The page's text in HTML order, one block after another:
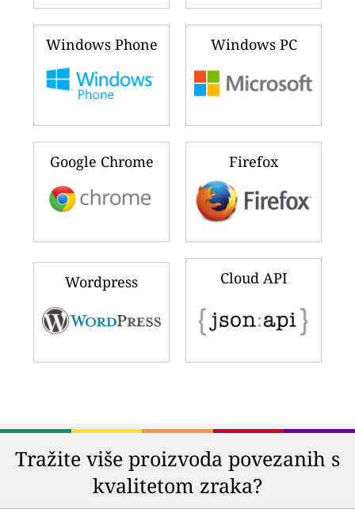
Windows Phone Windows PC
Google Chrome Firefox
Wordpress Cloud API
Tražite više proizvoda povezanih s
kvalitetom zraka?